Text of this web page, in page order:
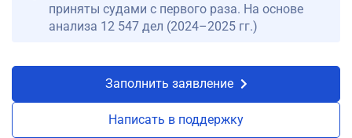
приняты судами с первого раза. На основе
анализа 12 547 дел (2024–2025 гг.)
Заполнить заявление
Написать в поддержку